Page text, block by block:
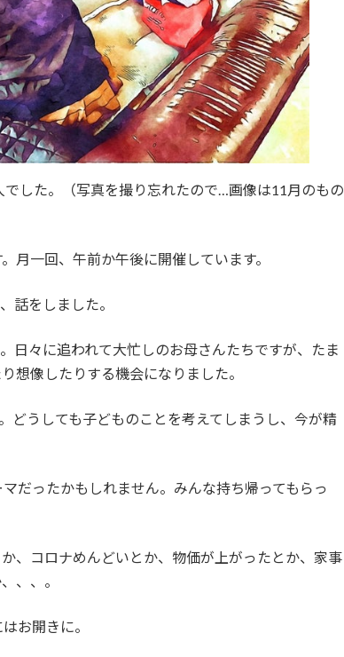
した。（写真を撮り忘れたので…画像は11月のもの
月一回、午前か午後に開催しています。
話をしました。
日々に追われて大忙しのお母さんたちですが、たま
想像したりする機会になりました。
どうしても子どものことを考えてしまうし、今が精
だったかもしれません。みんな持ち帰ってもらっ
、コロナめんどいとか、物価が上がったとか、家事
、、。
お開きに。